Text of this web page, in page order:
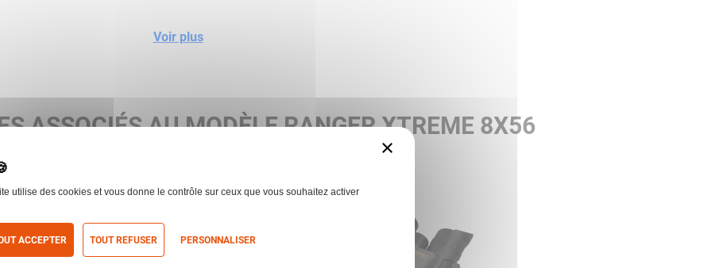
Voir plus
ASSOCIÉS AU MODÈLE RANGER XTREME 8X56
×
utilise des cookies et vous donne le contrôle sur ceux que vous souhaitez activer
ACCEPTER TOUT REFUSER PERSONNALISER